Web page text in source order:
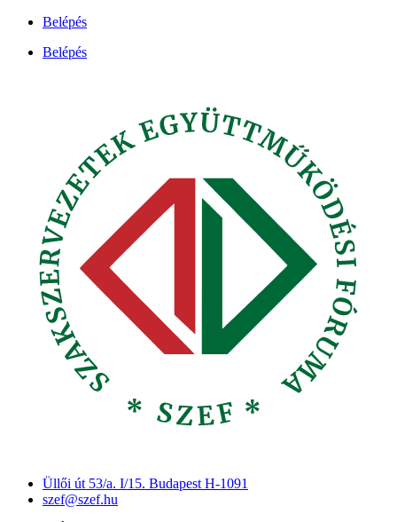
Ugrás
tartalomhoz
Belépés
Belépés
Üllői út 53/a. I/15. Budapest H-1091
szef@szef.hu